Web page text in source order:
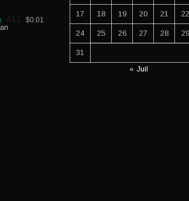
$0.01
17 18 19 20 21 22
24 25 26 27 28 29
31
« Juil